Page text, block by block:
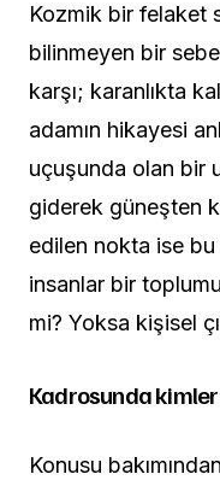
Kozmik bir felaket
bilinmeyen bir
karşı; karanlıkta
adamın hikayesi
uçuşunda olan bir
giderek güneşten
edilen nokta ise
insanlar bir
mi? Yoksa kişisel
Kadrosunda
Konusu